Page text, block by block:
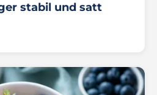
stabil und satt